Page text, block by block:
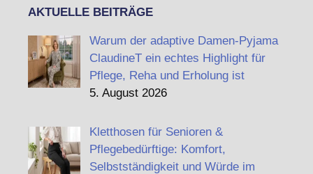
AKTUELLE BEITRÄGE
Warum der adaptive Damen-Pyjama
ClaudineT ein echtes Highlight für
Pflege, Reha und Erholung ist
5. August 2026
Kletthosen für Senioren &
Pflegebedürftige: Komfort,
Selbstständigkeit und Würde im